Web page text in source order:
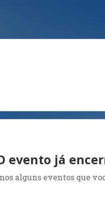
evento já
alguns eventos que